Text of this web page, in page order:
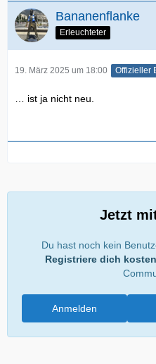
Bananenflanke
Erleuchteter
19. März 2025 um 18:00 Offizieller
… ist ja nicht neu.
Jetzt
Du hast noch kein
Registriere dich
Anmelden